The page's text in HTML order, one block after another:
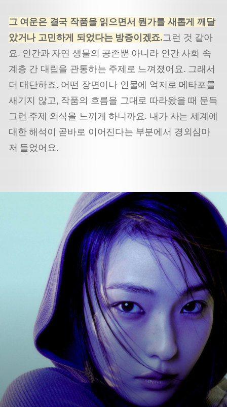
그 여운은 결국 작품을 읽으면서 뭔가를 새롭게 깨달
았거나 고민하게 되었다는 방증이겠죠. 그런 것 같아
요. 인간과 자연 생물의 공존뿐 아니라 인간 사회 속
계층 간 대립을 관통하는 주제로 느껴졌어요. 그래서
더 대단하죠. 어떤 장면이나 인물에 억지로 메타포를
새기지 않고, 작품의 흐름을 그대로 따라왔을 때 문득
그런 주제 의식을 느끼게 하니까요. 내가 사는 세계에
대한 해석이 곧바로 이어진다는 부분에서 경외심마
저 들었어요.